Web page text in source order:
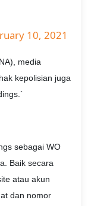
10, 2021
media
kepolisian juga
sebagai WO
Baik secara
atau akun
dan nomor